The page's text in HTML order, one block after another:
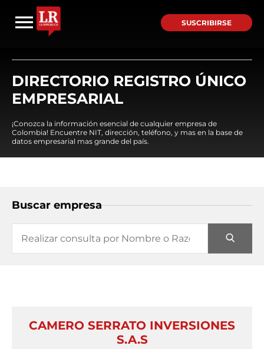
SUSCRIBIRSE
DIRECTORIO REGISTRO ÚNICO
EMPRESARIAL
¡Conozca la información esencial de cualquier empresa de
Colombia! Encuentre NIT, dirección, teléfono, y mas en la base de
datos empresarial mas grande del país.
Buscar empresa
CAMERO SERRATO INVERSIONES
S.A.S